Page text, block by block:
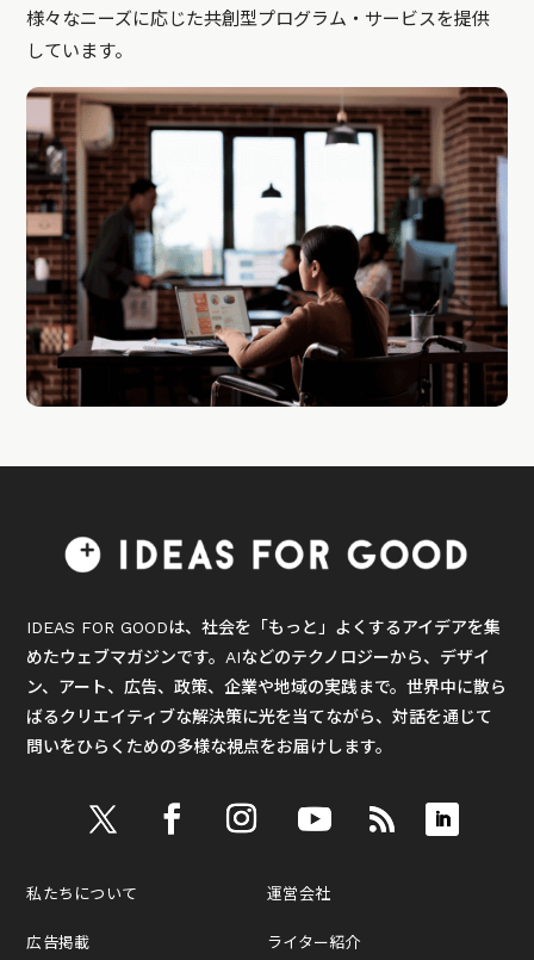
様々なニーズに応じた共創型プログラム・サービスを提供
しています。
IDEAS FOR GOODは、社会を「もっと」よくするアイデアを集
めたウェブマガジンです。AIなどのテクノロジーから、デザイ
ン、アート、広告、政策、企業や地域の実践まで。世界中に散ら
ばるクリエイティブな解決策に光を当てながら、対話を通じて
問いをひらくための多様な視点をお届けします。
私たちについて
広告掲載
運営会社
ライター紹介